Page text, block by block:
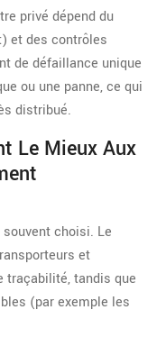
privé dépend du
et des contrôles
de défaillance unique
ou une panne, ce qui
distribué.
Le Mieux Aux
choisi. Le
et
traçabilité, tandis que
(par exemple les